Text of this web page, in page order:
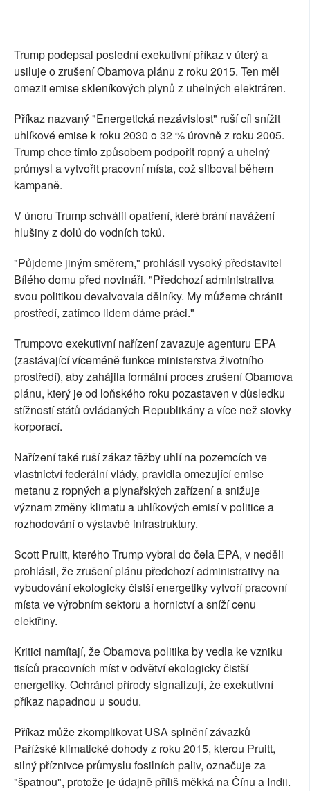
Trump podepsal poslední exekutivní příkaz v úterý a
usiluje o zrušení Obamova plánu z roku 2015. Ten měl
omezit emise skleníkových plynů z uhelných elektráren.
Příkaz nazvaný "Energetická nezávislost" ruší cíl snížit
uhlíkové emise k roku 2030 o 32 % úrovně z roku 2005.
Trump chce tímto způsobem podpořit ropný a uhelný
průmysl a vytvořit pracovní místa, což sliboval během
kampaně.
V únoru Trump schválil opatření, které brání navážení
hlušiny z dolů do vodních toků.
"Půjdeme jiným směrem," prohlásil vysoký představitel
Bílého domu před novináři. "Předchozí administrativa
svou politikou devalvovala dělníky. My můžeme chránit
prostředí, zatímco lidem dáme práci."
Trumpovo exekutivní nařízení zavazuje agenturu EPA
(zastávající víceméně funkce ministerstva životního
prostředí), aby zahájila formální proces zrušení Obamova
plánu, který je od loňského roku pozastaven v důsledku
stížností států ovládaných Republikány a více než stovky
korporací.
Nařízení také ruší zákaz těžby uhlí na pozemcích ve
vlastnictví federální vlády, pravidla omezující emise
metanu z ropných a plynařských zařízení a snižuje
význam změny klimatu a uhlíkových emisí v politice a
rozhodování o výstavbě infrastruktury.
Scott Pruitt, kterého Trump vybral do čela EPA, v neděli
prohlásil, že zrušení plánu předchozí administrativy na
vybudování ekologicky čistší energetiky vytvoří pracovní
místa ve výrobním sektoru a hornictví a sníží cenu
elektřiny.
Kritici namítají, že Obamova politika by vedla ke vzniku
tisíců pracovních míst v odvětví ekologicky čistší
energetiky. Ochránci přírody signalizují, že exekutivní
příkaz napadnou u soudu.
Příkaz může zkomplikovat USA splnění závazků
Pařížské klimatické dohody z roku 2015, kterou Pruitt,
silný příznivce průmyslu fosilních paliv, označuje za
"špatnou", protože je údajně příliš měkká na Čínu a Indii.